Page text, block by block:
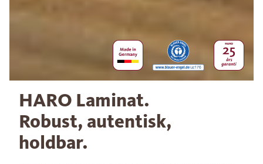
HARO Laminat.
Robust, autentisk,
holdbar.